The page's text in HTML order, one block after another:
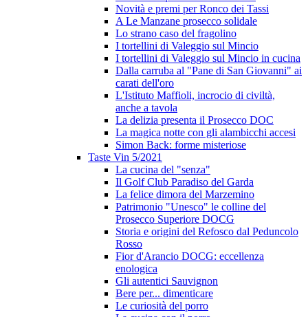
Novità e premi per Ronco dei Tassi
A Le Manzane prosecco solidale
Lo strano caso del fragolino
I tortellini di Valeggio sul Mincio
I tortellini di Valeggio sul Mincio in cucina
Dalla carruba al "Pane di San Giovanni" ai
carati dell'oro
L'Istituto Maffioli, incrocio di civiltà,
anche a tavola
La delizia presenta il Prosecco DOC
La magica notte con gli alambicchi accesi
Simon Back: forme misteriose
Taste Vin 5/2021
La cucina del "senza"
Il Golf Club Paradiso del Garda
La felice dimora del Marzemino
Patrimonio "Unesco" le colline del
Prosecco Superiore DOCG
Storia e origini del Refosco dal Peduncolo
Rosso
Fior d'Arancio DOCG: eccellenza
enologica
Gli autentici Sauvignon
Bere per... dimenticare
Le curiosità del porro